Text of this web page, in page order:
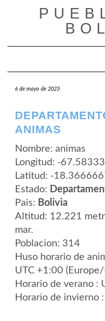
6 de mayo de 2023
ANIMAS
Nombre: animas
Longitud: -
Latitud: -
Estado:
Pais: Bolivia
Altitud: 12.221
mar.
Poblacion: 314
Huso horario de
UTC +1:00
Horario de verano :
Horario de invierno